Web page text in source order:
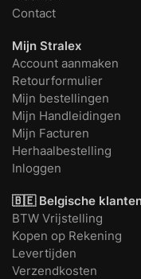
Contact
Mijn Stralex
Account aanmaken
Retourformulier
Mijn bestellingen
Mijn Handleidingen
Mijn Facturen
Herhaalbestelling
Inloggen
🇧🇪 Belgische
BTW Vrijstelling
Kopen op Rekening
Levertijden
Verzendkosten